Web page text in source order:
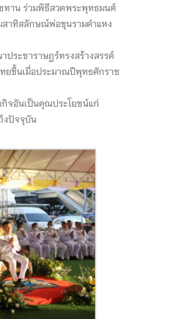
าน ร่วมพิธีสวดพระพุทธมนต์
สาทิสลักษณ์พ่อขุนรามคำแหง
ระชาราษฎร์ทรงสร้างสรรค์
ยขึ้นเมื่อประมาณปีพุทธศักราช
จอันเป็นคุณประโยชน์แก่
งปัจจุบัน